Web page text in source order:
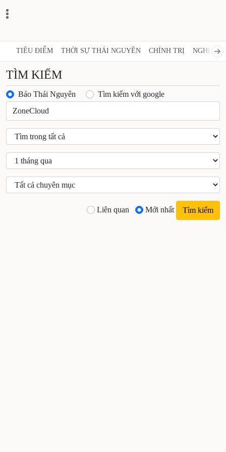
TIÊU ĐIỂM THỜI SỰ THÁI NGUYÊN CHÍNH TRỊ NGHỊ
TÌM KIẾM
Báo Thái Nguyên Tìm kiếm với google
Liên quan Mới nhất Tìm kiếm